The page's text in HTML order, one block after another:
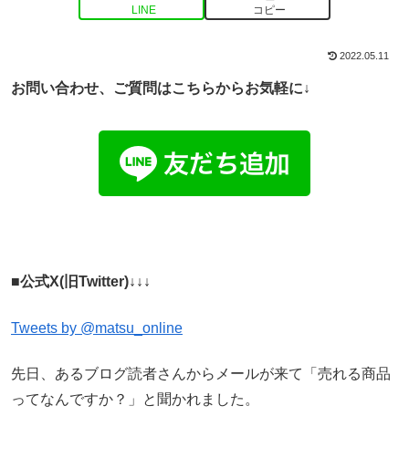
LINE コピー
2022.05.11
お問い合わせ、ご質問はこちらからお気軽に↓
■公式X(旧Twitter)↓↓↓
Tweets by @matsu_online
先日、あるブログ読者さんからメールが来て「売れる商品
ってなんですか？」と聞かれました。